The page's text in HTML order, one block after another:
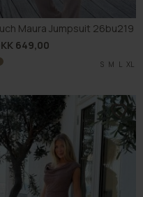
Maura Jumpsuit 26bu219
649,00
S M L XL